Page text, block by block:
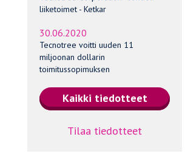
liiketoimet - Ketkar
30.06.2020
Tecnotree voitti uuden 11
miljoonan dollarin
toimitussopimuksen
Tilaa tiedotteet